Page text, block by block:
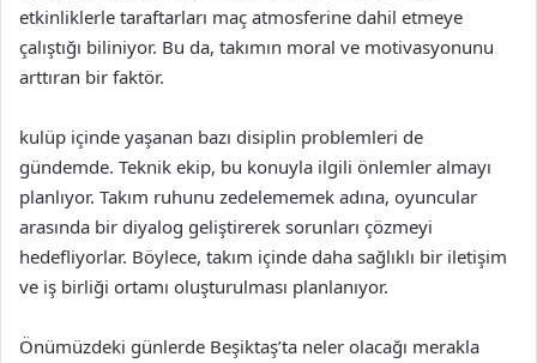
etkinliklerle taraftarları maç atmosferine dahil etmeye
çalıştığı biliniyor. Bu da, takımın moral ve motivasyonunu
arttıran bir faktör.
kulüp içinde yaşanan bazı disiplin problemleri de
gündemde. Teknik ekip, bu konuyla ilgili önlemler almayı
planlıyor. Takım ruhunu zedelememek adına, oyuncular
arasında bir diyalog geliştirerek sorunları çözmeyi
hedefliyorlar. Böylece, takım içinde daha sağlıklı bir iletişim
ve iş birliği ortamı oluşturulması planlanıyor.
Önümüzdeki günlerde Beşiktaş’ta neler olacağı merakla